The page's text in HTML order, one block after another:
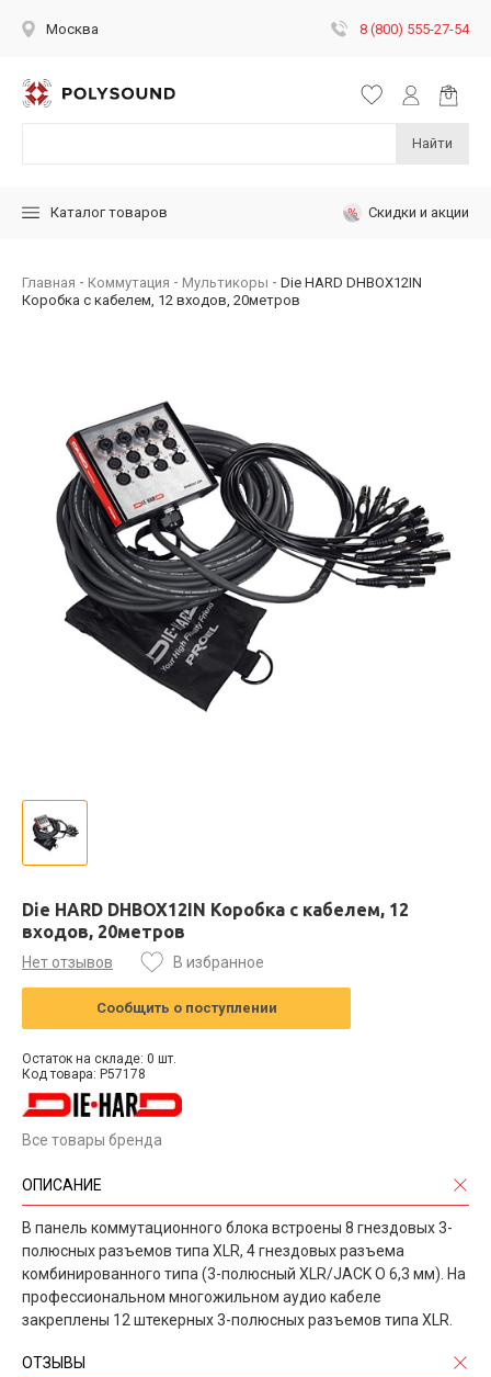
Москва 8 (800) 555-27-54
Найти
Каталог товаров Скидки и акции
Главная Коммутация Мультикоры
Die HARD DHBOX12IN
Коробка с кабелем, 12 входов, 20метров
Die HARD DHBOX12IN Коробка с кабелем, 12
входов, 20метров
Нет отзывов В избранное
Сообщить о поступлении
Остаток на складе: 0 шт.
Код товара: P57178
Все товары бренда
ОПИСАНИЕ
В панель коммутационного блока встроены 8 гнездовых 3-
полюсных разъемов типа XLR, 4 гнездовых разъема
комбинированного типа (3-полюсный XLR/JACK O 6,3 мм). На
профессиональном многожильном аудио кабеле
закреплены 12 штекерных 3-полюсных разъемов типа XLR.
ОТЗЫВЫ